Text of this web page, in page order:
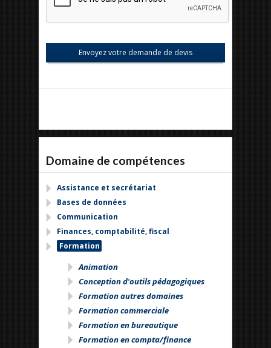
Domaine de compétences
Assistance et secrétariat
Bases de données
Communication
Finances, comptabilité, fiscal
Formation
Animation
Conception d'outils pédagogiques
Formation autres domaines
Formation commerciale
Formation en bureautique
Formation en compta/finance